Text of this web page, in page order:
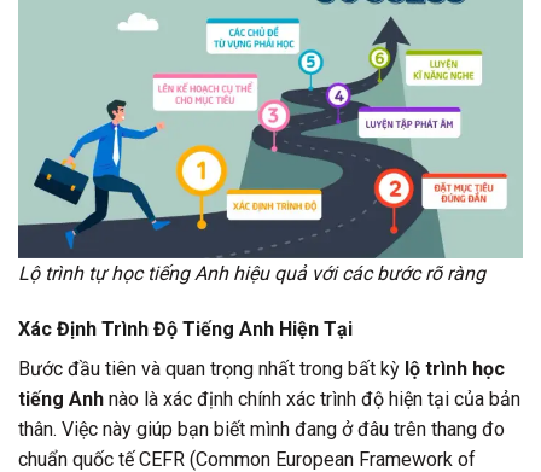
Lộ trình tự học tiếng Anh hiệu quả với các bước rõ ràng
Xác Định Trình Độ Tiếng Anh Hiện Tại
Bước đầu tiên và quan trọng nhất trong bất kỳ lộ trình học
tiếng Anh nào là xác định chính xác trình độ hiện tại của bản
thân. Việc này giúp bạn biết mình đang ở đâu trên thang đo
chuẩn quốc tế CEFR (Common European Framework of